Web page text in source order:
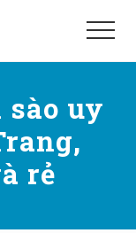
Menu
uy
rẻ